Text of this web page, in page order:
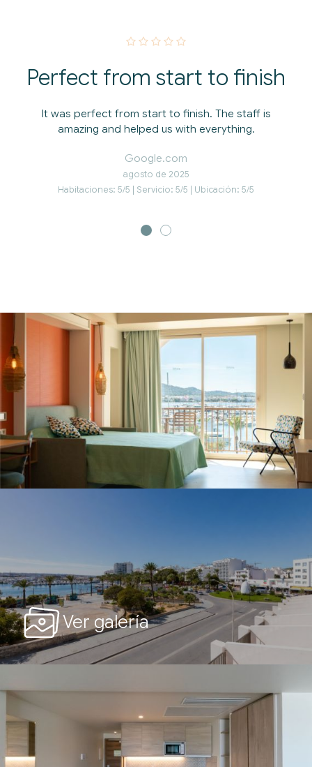
Perfect from start to finish
It was perfect from start to finish. The staff is
amazing and helped us with everything.
Google.com
agosto de 2025
Habitaciones: 5/5 | Servicio: 5/5 | Ubicación: 5/5
Ver galería